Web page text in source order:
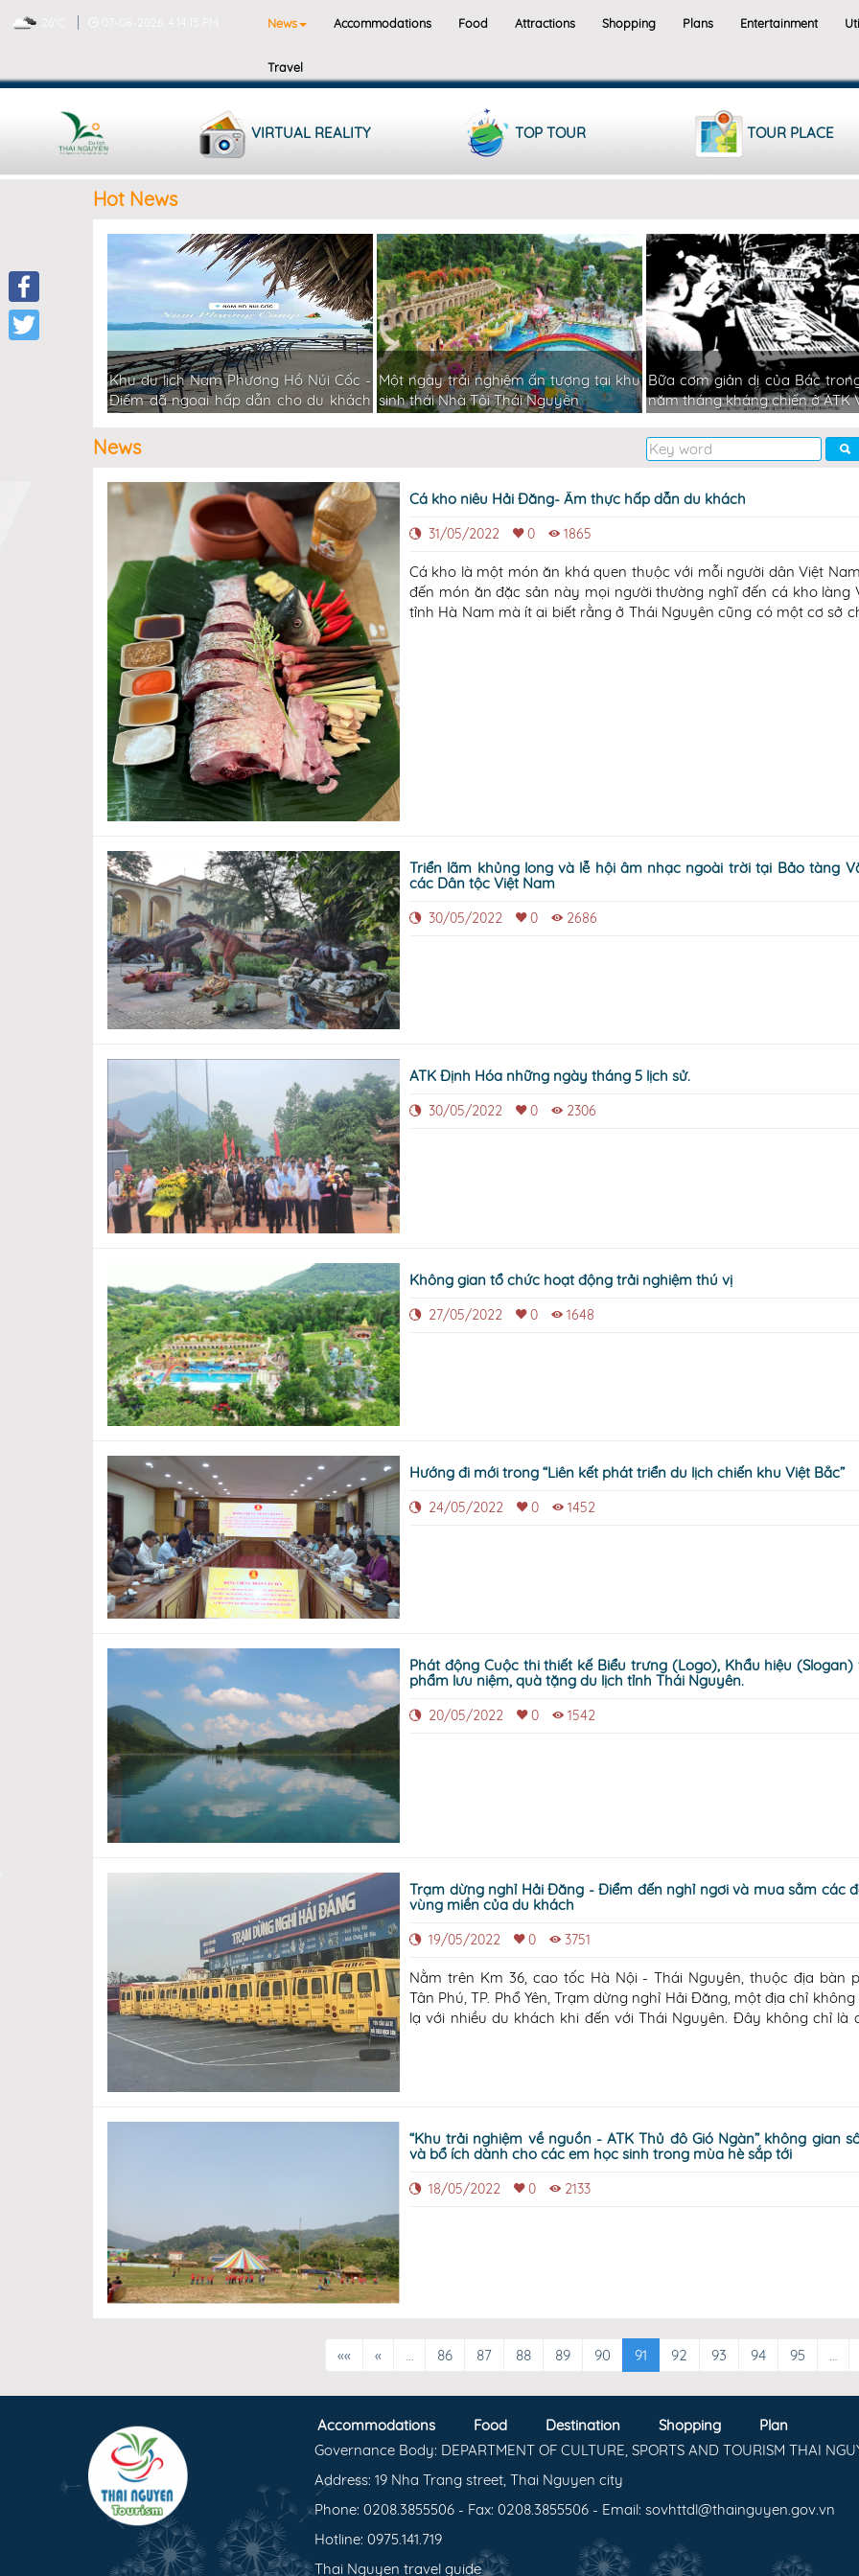
News Accommodations Food Attractions Shopping Plans Entertainment
Travel
VIRTUAL REALITY TOP TOUR TOUR PLACE
Facebook
Hot News
Khu du lịch Nam Phương Hồ Núi Cốc -
Điểm dã ngoại hấp dẫn cho du khách
Một ngày trải nghiệm ấn tượng tại khu
sinh thái Nhà Tôi Thái Nguyên
Bữa cơm giản dị của Bác
năm tháng kháng chiến ở ATK
News
Cá kho niêu Hải Đăng- Ẩm thực hấp dẫn du khách
31/05/2022 0 1865
Cá kho là một món ăn khá quen thuộc với mỗi người dân Việt
đến món ăn đặc sản này mọi người thường nghĩ đến cá kho làng
tỉnh Hà Nam mà ít ai biết rằng ở Thái Nguyên cũng có một cơ sở
Triển lãm khủng long và lễ hội âm nhạc ngoài trời tại Bảo tàng Văn hóa
các Dân tộc Việt Nam
30/05/2022 0 2686
ATK Định Hóa những ngày tháng 5 lịch sử.
30/05/2022 0 2306
Không gian tổ chức hoạt động trải nghiệm thú vị
27/05/2022 0 1648
Hướng đi mới trong “Liên kết phát triển du lịch chiến khu Việt Bắc”
24/05/2022 0 1452
Phát động Cuộc thi thiết kế Biểu trưng (Logo), Khẩu hiệu (Slogan) và sản
phẩm lưu niệm, quà tặng du lịch tỉnh Thái Nguyên.
20/05/2022 0 1542
Trạm dừng nghỉ Hải Đăng - Điểm đến nghỉ ngơi và mua sắm các đặc sản
vùng miền của du khách
19/05/2022 0 3751
Nằm trên Km 36, cao tốc Hà Nội - Thái Nguyên, thuộc địa bàn
Tân Phú, TP. Phổ Yên, Trạm dừng nghỉ Hải Đăng, một địa chỉ không
lạ với nhiều du khách khi đến với Thái Nguyên. Đây không chỉ là
“Khu trải nghiệm về nguồn - ATK Thủ đô Gió Ngàn” không gian
và bổ ích dành cho các em học sinh trong mùa hè sắp tới
18/05/2022 0 2133
«« « … 86 87 88 89 90 91 92 93 94 95 …
Accommodations Food Destination Shopping
Plan
Governance Body: DEPARTMENT OF CULTURE, SPORTS AND TOURISM THAI
Address: 19 Nha Trang street, Thai Nguyen city
Phone: 0208.3855506 - Fax: 0208.3855506 - Email: sovhttdl@thainguyen.gov.vn
Hotline: 0975.141.719
Thai Nguyen travel guide